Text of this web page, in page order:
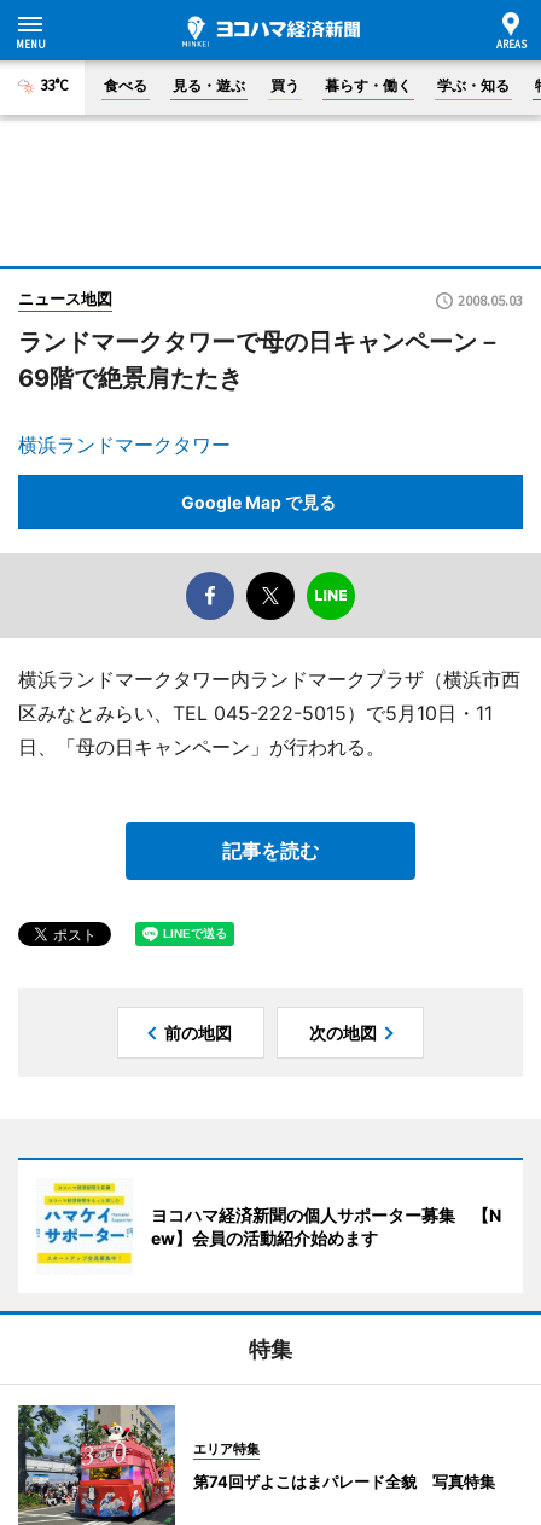
33°C 食べる 見る・遊ぶ 買う 暮らす・働く 学ぶ・知る
ニュース地図 2008.05.03
ランドマークタワーで母の日キャンペーン－
69階で絶景肩たたき
横浜ランドマークタワー
Google Map で見る
横浜ランドマークタワー内ランドマークプラザ（横浜市西
区みなとみらい、TEL 045-222-5015）で5月10日・11
日、「母の日キャンペーン」が行われる。
記事を読む
前の地図 次の地図
ヨコハマ経済新聞の個人サポーター募集 【N
ew】会員の活動紹介始めます
特集
エリア特集
第74回ザよこはまパレード全貌 写真特集